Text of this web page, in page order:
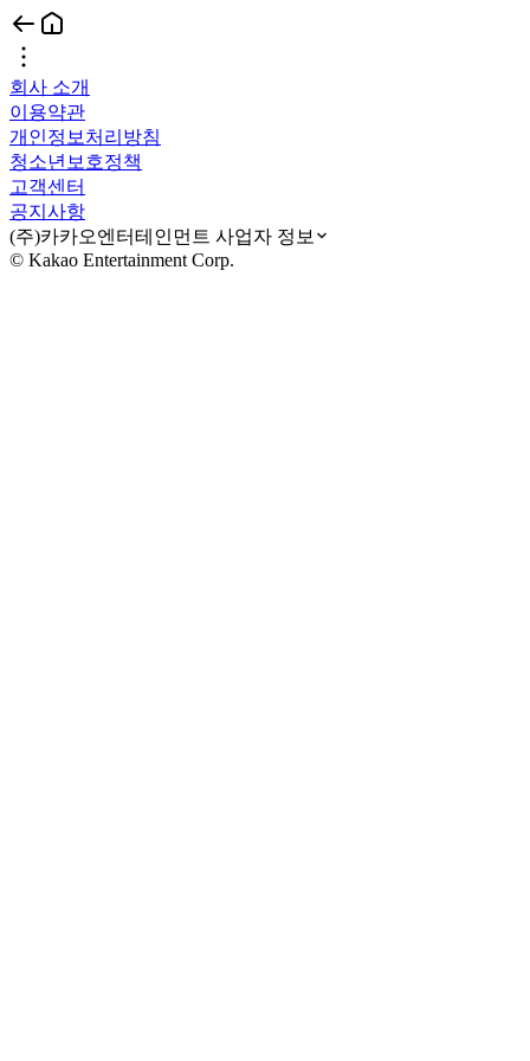
회사 소개
이용약관
개인정보처리방침
청소년보호정책
고객센터
공지사항
(주)카카오엔터테인먼트 사업자 정보
© Kakao Entertainment Corp.